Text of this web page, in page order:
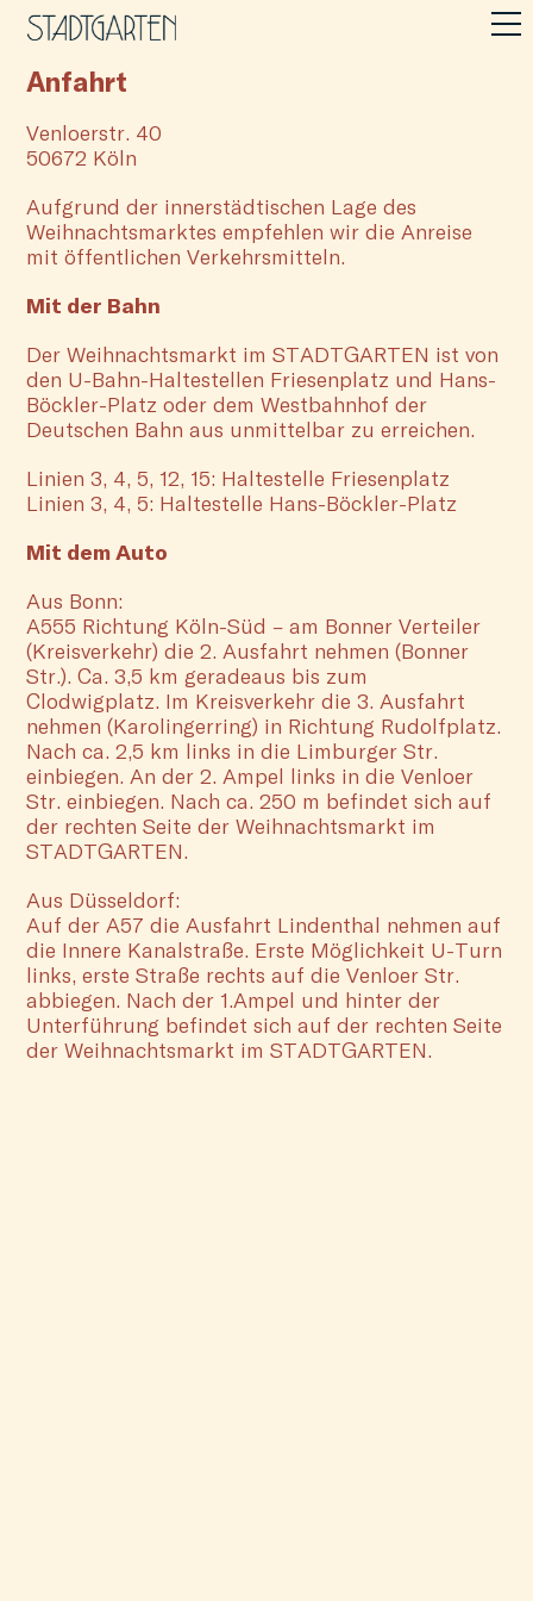
Anfahrt
Venloerstr. 40
50672 Köln
Aufgrund der innerstädtischen Lage des
Weihnachtsmarktes empfehlen wir die Anreise
mit öffentlichen Verkehrsmitteln.
Mit der Bahn
Der Weihnachtsmarkt im STADTGARTEN ist von
den U-Bahn-Haltestellen Friesenplatz und Hans-
Böckler-Platz oder dem Westbahnhof der
Deutschen Bahn aus unmittelbar zu erreichen.
Linien 3, 4, 5, 12, 15: Haltestelle Friesenplatz
Linien 3, 4, 5: Haltestelle Hans-Böckler-Platz
Mit dem Auto
Aus Bonn:
A555 Richtung Köln-Süd – am Bonner Verteiler
(Kreisverkehr) die 2. Ausfahrt nehmen (Bonner
Str.). Ca. 3,5 km geradeaus bis zum
Clodwigplatz. Im Kreisverkehr die 3. Ausfahrt
nehmen (Karolingerring) in Richtung Rudolfplatz.
Nach ca. 2,5 km links in die Limburger Str.
einbiegen. An der 2. Ampel links in die Venloer
Str. einbiegen. Nach ca. 250 m befindet sich auf
der rechten Seite der Weihnachtsmarkt im
STADTGARTEN.
Aus Düsseldorf:
Auf der A57 die Ausfahrt Lindenthal nehmen auf
die Innere Kanalstraße. Erste Möglichkeit U-Turn
links, erste Straße rechts auf die Venloer Str.
abbiegen. Nach der 1.Ampel und hinter der
Unterführung befindet sich auf der rechten Seite
der Weihnachtsmarkt im STADTGARTEN.